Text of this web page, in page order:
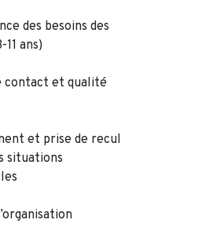
des besoins des
ans)
contact et qualité
et prise de recul
situations